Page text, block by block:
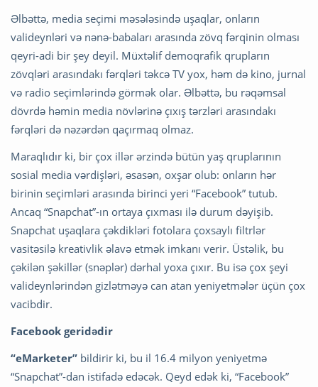
Əlbəttə, media seçimi məsələsində uşaqlar, onların
valideynləri və nənə-babaları arasında zövq fərqinin olması
qeyri-adi bir şey deyil. Müxtəlif demoqrafik qrupların
zövqləri arasındakı fərqləri təkcə TV yox, həm də kino, jurnal
və radio seçimlərində görmək olar. Əlbəttə, bu rəqəmsal
dövrdə həmin media növlərinə çıxış tərzləri arasındakı
fərqləri də nəzərdən qaçırmaq olmaz.
Maraqlıdır ki, bir çox illər ərzində bütün yaş qruplarının
sosial media vərdişləri, əsasən, oxşar olub: onların hər
birinin seçimləri arasında birinci yeri “Facebook” tutub.
Ancaq “Snapchat”-ın ortaya çıxması ilə durum dəyişib.
Snapchat uşaqlara çəkdikləri fotolara çoxsaylı filtrlər
vasitəsilə kreativlik əlavə etmək imkanı verir. Üstəlik, bu
çəkilən şəkillər (snəplər) dərhal yoxa çıxır. Bu isə çox şeyi
valideynlərindən gizlətməyə can atan yeniyetmələr üçün çox
vacibdir.
Facebook geridədir
“eMarketer” bildirir ki, bu il 16.4 milyon yeniyetmə
“Snapchat”-dan istifadə edəcək. Qeyd edək ki, “Facebook”